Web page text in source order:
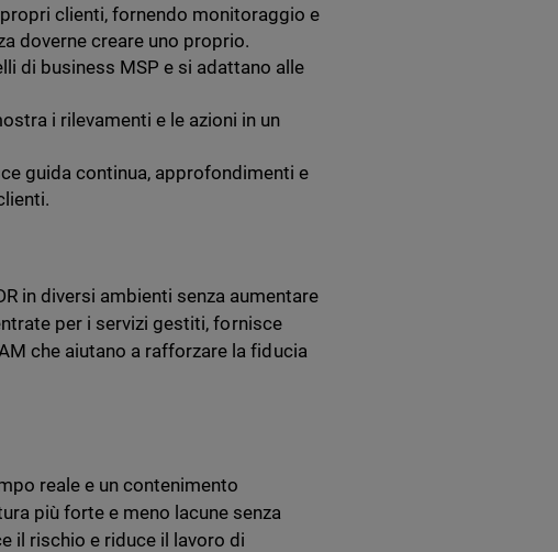
clienti, fornendo monitoraggio e
doverne creare uno proprio.
di business MSP e si adattano alle
i rilevamenti e le azioni in un
guida continua, approfondimenti e
in diversi ambienti senza aumentare
per i servizi gestiti, fornisce
che aiutano a rafforzare la fiducia
reale e un contenimento
più forte e meno lacune senza
il rischio e riduce il lavoro di